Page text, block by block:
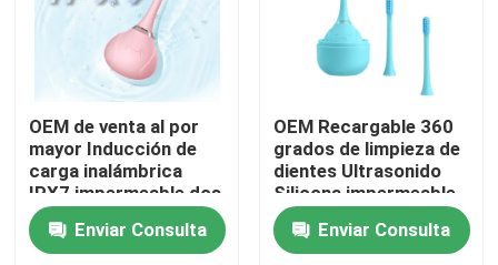
En casa
Productos
Los vídeos
OEM de venta al por
mayor Inducción de
carga inalámbrica
IPX7 impermeable dos
etapas cabeza del
cepillo de dientes
eléctrico
Enviar Consulta
OEM Recargable 360
grados de limpieza de
dientes Ultrasonido
Silicona impermeable
cepillado de dientes
eléctricoEnviar Consulta